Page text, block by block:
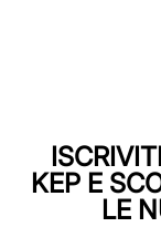
KEP E
LE